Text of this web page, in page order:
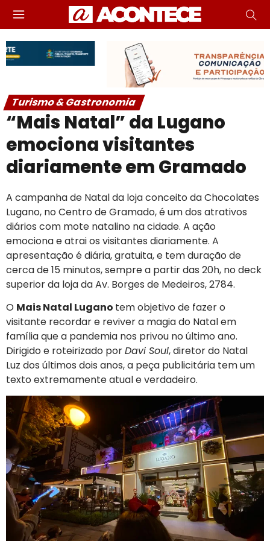
Turismo & Gastronomia
“Mais Natal” da Lugano
emociona visitantes
diariamente em Gramado
A campanha de Natal da loja conceito da Chocolates
Lugano, no Centro de Gramado, é um dos atrativos
diários com mote natalino na cidade. A ação
emociona e atrai os visitantes diariamente. A
apresentação é diária, gratuita, e tem duração de
cerca de 15 minutos, sempre a partir das 20h, no deck
superior da loja da Av. Borges de Medeiros, 2784.
O Mais Natal Lugano tem objetivo de fazer o
visitante recordar e reviver a magia do Natal em
família que a pandemia nos privou no último ano.
Dirigido e roteirizado porDavi Soul, diretor do Natal
Luz dos últimos dois anos, a peça publicitária tem um
texto extremamente atual e verdadeiro.